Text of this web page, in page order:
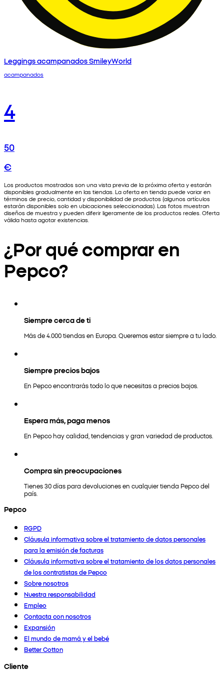
Leggings acampanados SmileyWorld
acampanados
4
50
€
Los productos mostrados son una vista previa de la próxima oferta y estarán
disponibles gradualmente en las tiendas. La oferta en tienda puede variar en
términos de precio, cantidad y disponibilidad de productos (algunos artículos
estarán disponibles solo en ubicaciones seleccionadas). Las fotos muestran
diseños de muestra y pueden diferir ligeramente de los productos reales. Oferta
válida hasta agotar existencias.
¿Por qué comprar en
Pepco?
Siempre cerca de ti
Más de 4.000 tiendas en Europa. Queremos estar siempre a tu lado.
Siempre precios bajos
En Pepco encontrarás todo lo que necesitas a precios bajos.
Espera más, paga menos
En Pepco hay calidad, tendencias y gran variedad de productos.
Compra sin preocupaciones
Tienes 30 días para devoluciones en cualquier tienda Pepco del
país.
Pepco
RGPD
Cláusula informativa sobre el tratamiento de datos personales
para la emisión de facturas
Cláusula informativa sobre el tratamiento de los datos personales
de los contratistas de Pepco
Sobre nosotros
Nuestra responsabilidad
Empleo
Contacta con nosotros
Expansión
El mundo de mamá y el bebé
Better Cotton
Cliente